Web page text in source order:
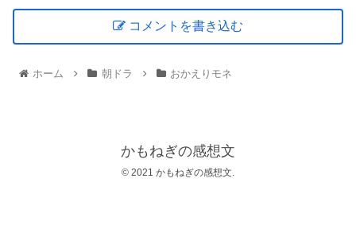
コメントを書き込む
ホーム 朝ドラ おかえりモネ
かもねぎの感想文
© 2021 かもねぎの感想文.